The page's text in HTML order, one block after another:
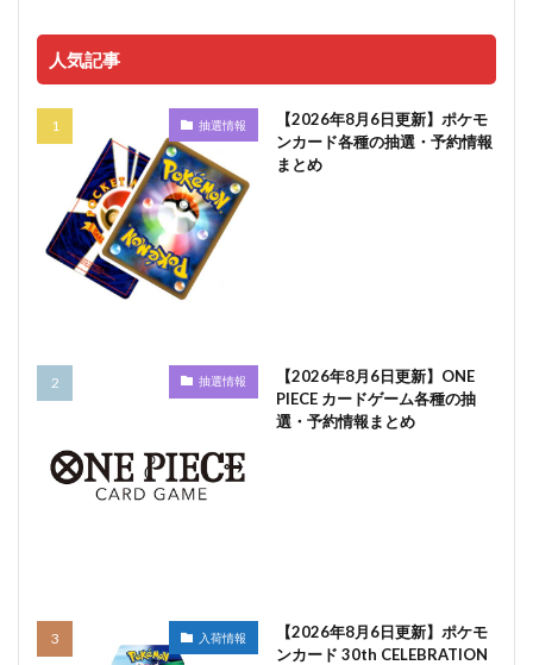
人気記事
抽選情報
【2026年8月6日更新】ポケモ
ンカード各種の抽選・予約情報
まとめ
抽選情報
【2026年8月6日更新】ONE
PIECE カードゲーム各種の抽
選・予約情報まとめ
入荷情報
【2026年8月6日更新】ポケモ
ンカード 30th CELEBRATION